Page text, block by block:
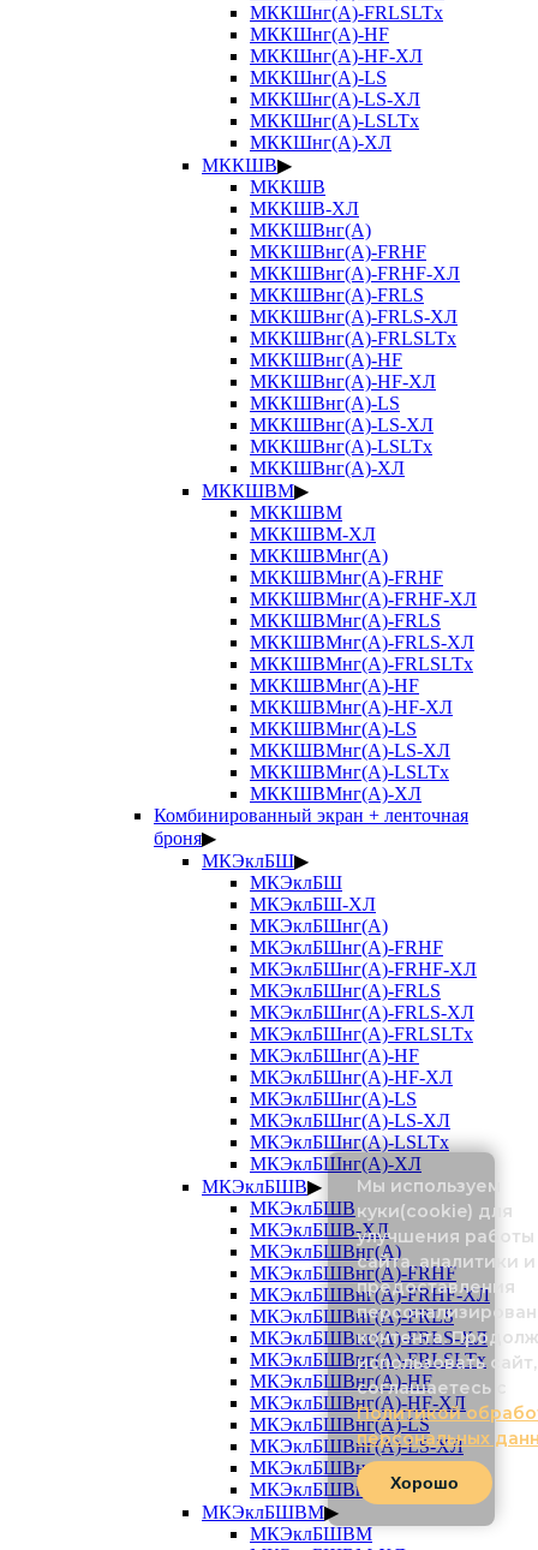
МККШнг(А)-FRLSLTx
МККШнг(А)-HF
МККШнг(А)-HF-ХЛ
МККШнг(А)-LS
МККШнг(А)-LS-ХЛ
МККШнг(А)-LSLTx
МККШнг(А)-ХЛ
МККШВ▶
МККШВ
МККШВ-ХЛ
МККШВнг(А)
МККШВнг(А)-FRHF
МККШВнг(А)-FRHF-ХЛ
МККШВнг(А)-FRLS
МККШВнг(А)-FRLS-ХЛ
МККШВнг(А)-FRLSLTx
МККШВнг(А)-HF
МККШВнг(А)-HF-ХЛ
МККШВнг(А)-LS
МККШВнг(А)-LS-ХЛ
МККШВнг(А)-LSLTx
МККШВнг(А)-ХЛ
МККШВМ▶
МККШВМ
МККШВМ-ХЛ
МККШВМнг(А)
МККШВМнг(А)-FRHF
МККШВМнг(А)-FRHF-ХЛ
МККШВМнг(А)-FRLS
МККШВМнг(А)-FRLS-ХЛ
МККШВМнг(А)-FRLSLTx
МККШВМнг(А)-HF
МККШВМнг(А)-HF-ХЛ
МККШВМнг(А)-LS
МККШВМнг(А)-LS-ХЛ
МККШВМнг(А)-LSLTx
МККШВМнг(А)-ХЛ
Комбинированный экран + ленточная
броня▶
МКЭклБШ▶
МКЭклБШ
МКЭклБШ-ХЛ
МКЭклБШнг(А)
МКЭклБШнг(А)-FRHF
МКЭклБШнг(А)-FRHF-ХЛ
МКЭклБШнг(А)-FRLS
МКЭклБШнг(А)-FRLS-ХЛ
МКЭклБШнг(А)-FRLSLTx
МКЭклБШнг(А)-HF
МКЭклБШнг(А)-HF-ХЛ
МКЭклБШнг(А)-LS
МКЭклБШнг(А)-LS-ХЛ
МКЭклБШнг(А)-LSLTx
МКЭклБШнг(А)-ХЛ
МКЭклБШВ▶
МКЭклБШВ
МКЭклБШВ-ХЛ
МКЭклБШВнг(А)
МКЭклБШВнг(А)-FRHF
МКЭклБШВнг(А)-FRHF-ХЛ
МКЭклБШВнг(А)-FRLS
МКЭклБШВнг(А)-FRLS-ХЛ
МКЭклБШВнг(А)-FRLSLTx
МКЭклБШВнг(А)-HF
МКЭклБШВнг(А)-HF-ХЛ
МКЭклБШВнг(А)-LS
МКЭклБШВнг(А)-LS-ХЛ
МКЭклБШВнг(А)-LSLTx
МКЭклБШВнг(А)-ХЛ
МКЭклБШВМ▶
МКЭклБШВМ
Мы используем
куки(cookie) для
улучшения работы
сайта, аналитики и
предоставления
контента.
использовать
соглашаетесь с
Политикой
персональных
Хорошо